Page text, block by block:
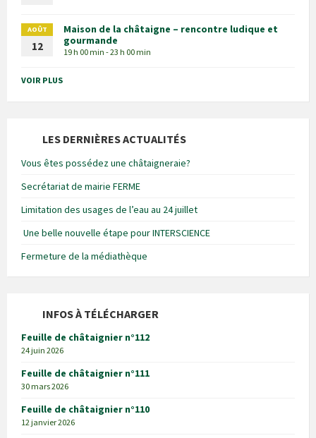
AOÛT
12
Maison de la châtaigne – rencontre ludique et
gourmande
19 h 00 min - 23 h 00 min
VOIR PLUS
LES DERNIÈRES ACTUALITÉS
Vous êtes possédez une châtaigneraie?
Secrétariat de mairie FERME
Limitation des usages de l’eau au 24 juillet
Une belle nouvelle étape pour INTERSCIENCE
Fermeture de la médiathèque
INFOS À TÉLÉCHARGER
Feuille de châtaignier n°112
24 juin 2026
Feuille de châtaignier n°111
30 mars 2026
Feuille de châtaignier n°110
12 janvier 2026